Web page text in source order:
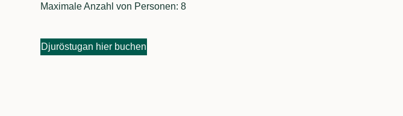
Maximale Anzahl von Personen: 8
Djuröstugan hier buchen